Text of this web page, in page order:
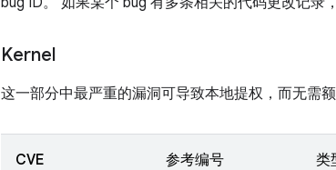
Kernel
这一部分中最严重的漏洞可导致本地提权，而无需额
CVE 参考编号 类